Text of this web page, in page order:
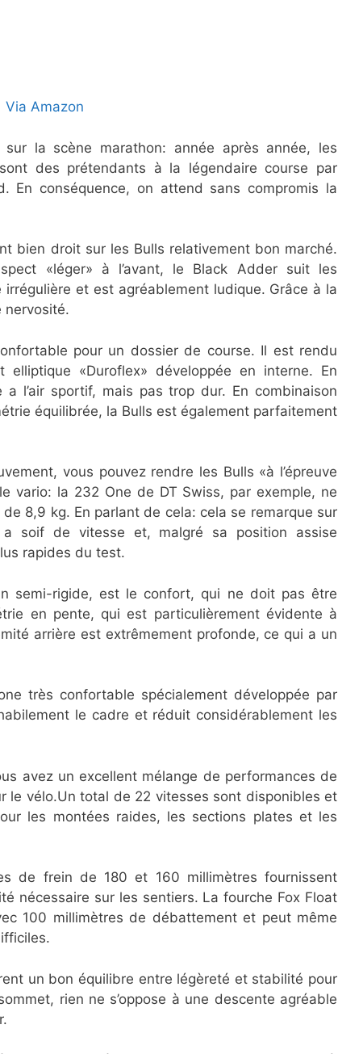
Via Amazon
la scène marathon: année après année, les
des prétendants à la légendaire course par
En conséquence, on attend sans compromis la
bien droit sur les Bulls relativement bon marché.
«léger» à l’avant, le Black Adder suit les
et est agréablement ludique. Grâce à la
nervosité.
pour un dossier de course. Il est rendu
«Duroflex» développée en interne. En
a l’air sportif, mais pas trop dur. En combinaison
équilibrée, la Bulls est également parfaitement
vous pouvez rendre les Bulls «à l’épreuve
vario: la 232 One de DT Swiss, par exemple, ne
8,9 kg. En parlant de cela: cela se remarque sur
soif de vitesse et, malgré sa position assise
rapides du test.
semi-rigide, est le confort, qui ne doit pas être
en pente, qui est particulièrement évidente à
arrière est extrêmement profonde, ce qui a un
très confortable spécialement développée par
le cadre et réduit considérablement les
avez un excellent mélange de performances de
le vélo.Un total de 22 vitesses sont disponibles et
les montées raides, les sections plates et les
de frein de 180 et 160 millimètres fournissent
nécessaire sur les sentiers. La fourche Fox Float
100 millimètres de débattement et peut même
un bon équilibre entre légèreté et stabilité pour
rien ne s’oppose à une descente agréable